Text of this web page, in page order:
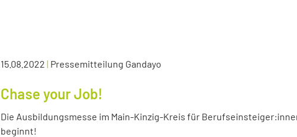
15.08.2022 | Pressemitteilung Gandayo
Chase your Job!
Die Ausbildungsmesse im Main-Kinzig-Kreis für
beginnt!